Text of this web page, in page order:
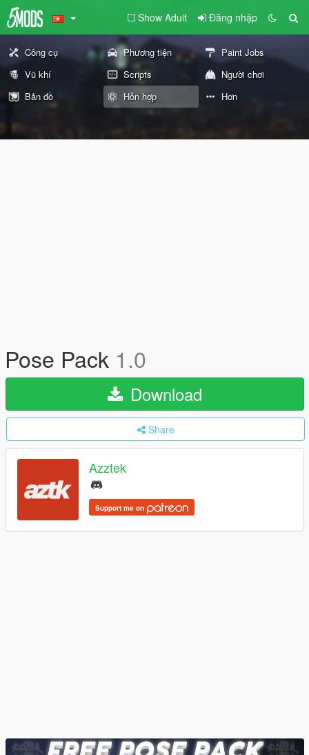
Show Adult Đăng nhập
Công cụ Phương tiện
Paint Jobs
Vũ khí
Scripts
Người chơi
Bản đồ
Hỗn hợp Hơn
Pose Pack 1.0
Download
Share
Azztek
Support me on